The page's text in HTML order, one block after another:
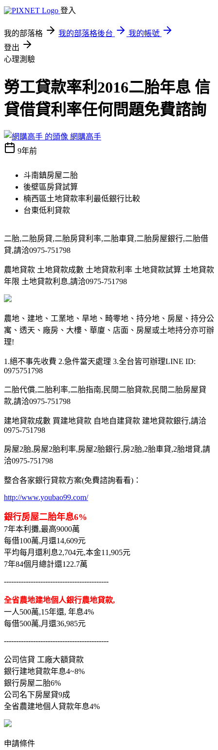
登入
我的部落格 我的部落格後台
我的帳號
登出
心理測驗
勞工貸款率利2016二胎年息 信
貸借貸利率任何問題免費諮詢
網購高手
9年前
斗南鎮房屋二胎
後壁區房貸試算
楠西區土地貸款率利最低銀行比較
台東低利貸款
二胎,二胎房貸,二胎房貸利率,二胎車貸,二胎房屋銀行,二胎借
貸,請洽0975-751798
農地貸款 土地貸款成數 土地貸款利率 土地貸款試算 土地貸款
年限 土地貸款利息,請洽0975-751798
農地、建地、工業地、旱地、畸零地、持分地、房屋、持分公
寓、透天、廠房、大樓、華廈、店面、房屋或土地持分亦可辦
理!
1.絕不事先收費 2.急件當天處理 3.全台皆可辦理LINE ID:
0975751798
二胎代償,二胎利率,二胎指南,民間二胎貸款,民間二胎房屋貸
款,請洽0975-751798
建地貸款成數 買建地貸款 自地自建貸款 建地貸款銀行,請洽
0975-751798
房屋2胎,房屋2胎利率,房屋2胎銀行,房2胎,2胎車貸,2胎增貸,請
洽0975-751798
整合各家銀行貸款方案(免費諮詢看看)：
http://www.youbao99.com/
銀行房屋二胎年息6%
7年本利攤,最高9000萬
每借100萬,月還14,609元
平均每月還利息2,704元,本金11,905元
7年84個月總計還122.7萬
-------------------------------------------
全省農地建地個人銀行農地貸款,
一人500萬,15年還, 年息4%
每借500萬,月還36,985元
-------------------------------------------
公司信貸 工廠大額貸款
銀行建地貸款年息4~8%
銀行房屋二胎6%
公司名下房屋貸9成
全省農建地個人貸款年息4%
申請條件